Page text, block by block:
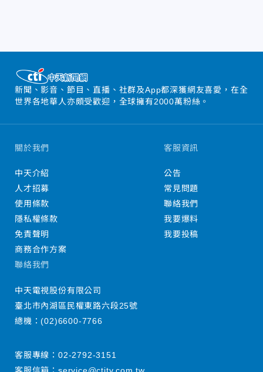
新聞、影音、節目、直播、社群及App都深獲網友喜愛，在全
世界各地華人亦頗受歡迎，全球擁有2000萬粉絲。
關於我們
中天介紹
人才招募
使用條款
隱私權條款
免責聲明
商務合作方案
客服資訊
公告
常見問題
聯絡我們
我要爆料
我要投稿
聯絡我們
中天電視股份有限公司
臺北市內湖區民權東路六段25號
總機：(02)6600-7766
客服專線： 02-2792-3151
客服信箱： service@ctitv.com.tw